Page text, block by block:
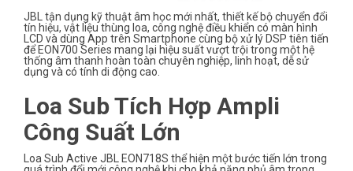
JBL tận dụng kỹ thuật âm học mới nhất, thiết kế bộ chuyển đổi
tín hiệu, vật liệu thùng loa, công nghệ điều khiển có màn hình
LCD và dùng App trên Smartphone cùng bộ xử lý DSP tiên tiến
để EON700 Series mang lại hiệu suất vượt trội trong một hệ
thống âm thanh hoàn toàn chuyên nghiệp, linh hoạt, dễ sử
dụng và có tính di động cao.
Loa Sub Tích Hợp Ampli
Công Suất Lớn
Loa Sub Active JBL EON718S thể hiện một bước tiến lớn trong